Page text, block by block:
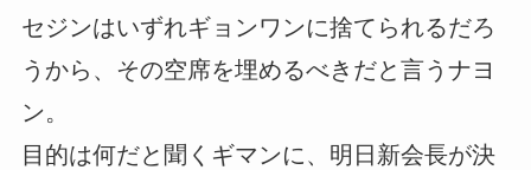
セジンはいずれギョンワンに捨てられるだろ
うから、その空席を埋めるべきだと言うナヨ
ン。
目的は何だと聞くギマンに、明日新会長が決